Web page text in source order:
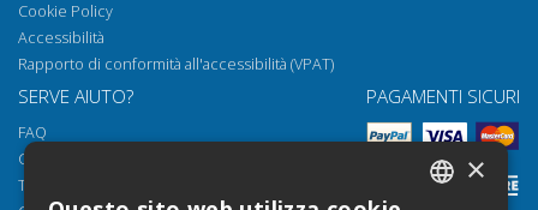
Cookie Policy
Accessibilità
Rapporto di conformità all'accessibilità (VPAT)
SERVE AIUTO?
FAQ
Come aprire i nostri documenti
Torrossa Reader
PAGAMENTI SICURI
×